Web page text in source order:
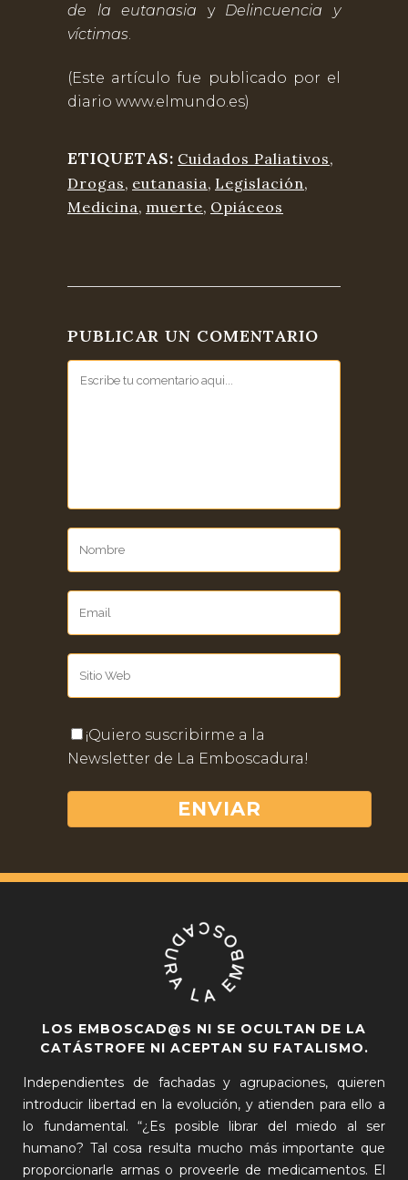
de la eutanasia y Delincuencia y
víctimas.
(Este artículo fue publicado por el
diario www.elmundo.es)
ETIQUETAS: Cuidados Paliativos,
Drogas, eutanasia, Legislación,
Medicina, muerte, Opiáceos
PUBLICAR UN COMENTARIO
¡Quiero suscribirme a la
Newsletter de La Emboscadura!
LOS EMBOSCAD@S NI SE OCULTAN DE LA
CATÁSTROFE NI ACEPTAN SU FATALISMO.
Independientes de fachadas y agrupaciones, quieren
introducir libertad en la evolución, y atienden para ello a
lo fundamental. “¿Es posible librar del miedo al ser
humano? Tal cosa resulta mucho más importante que
proporcionarle armas o proveerle de medicamentos. El